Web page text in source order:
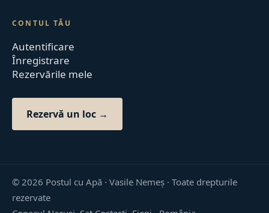
CONTUL TĂU
Autentificare
Înregistrare
Rezervările mele
Rezervă un loc →
©2026 Postul cu Apă · Vasile Nemeș ·Toate drepturile
rezervate